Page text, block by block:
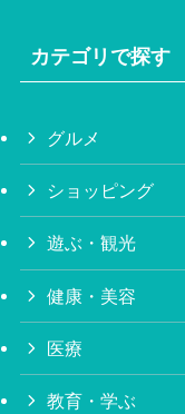
カテゴリで探す
グルメ
ショッピング
遊ぶ・観光
健康・美容
医療
教育・学ぶ